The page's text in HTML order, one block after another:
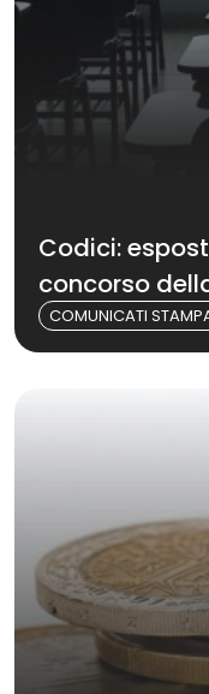
Codici:
concorso
COMUNICATI